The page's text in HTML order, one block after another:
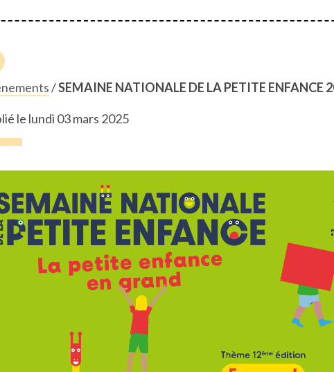
/SEMAINE NATIONALE DE LA PETITE ENFANCE
le lundi 03 mars 2025